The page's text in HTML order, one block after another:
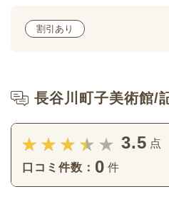
割引あり
長谷川町子美術館/
3.5 点
口コミ件数： 0 件